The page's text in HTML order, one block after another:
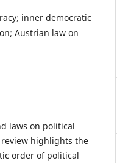
inner democratic
Austrian law on
laws on political
review highlights the
order of political